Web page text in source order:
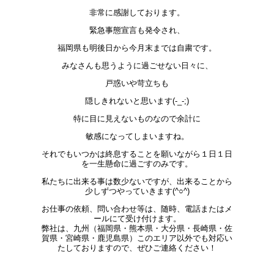
非常に感謝しております。
緊急事態宣言も発令され、
福岡県も明後日から今月末までは自粛です。
みなさんも思うように過ごせない日々に、
戸惑いや苛立ちも
隠しきれないと思います(-_-;)
特に目に見えないものなので余計に
敏感になってしまいますね。
それでもいつかは終息することを願いながら１日１日
を一生懸命に過ごすのみです。
私たちに出来る事は数少ないですが、出来ることから
少しずつやっていきます(^○^)
お仕事の依頼、問い合わせ等は、随時、電話またはメ
ールにて受け付けます。
弊社は、九州（福岡県・熊本県・大分県・長崎県・佐
賀県・宮崎県・鹿児島県）このエリア以外でも対応い
たしておりますので、ぜひご連絡ください！